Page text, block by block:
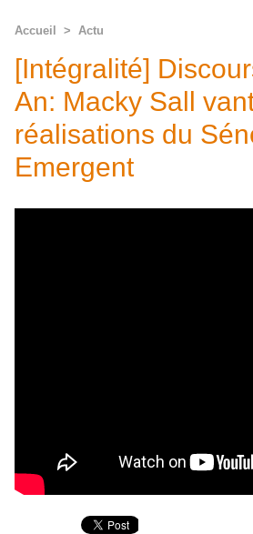
Accueil > Actu
[Intégralité]
An: Macky Sall
réalisations du
Emergent